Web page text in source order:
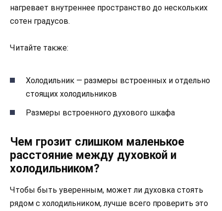
нагревает внутреннее пространство до нескольких
сотен градусов.
Читайте также:
Холодильник — размеры встроенных и отдельно
стоящих холодильников
Размеры встроенного духового шкафа
Чем грозит слишком маленькое
расстояние между духовкой и
холодильником?
Чтобы быть уверенным, может ли духовка стоять
рядом с холодильником, лучше всего проверить это